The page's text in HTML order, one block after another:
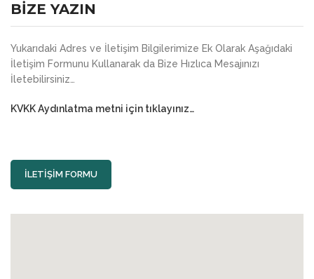
BİZE YAZIN
Yukarıdaki Adres ve İletişim Bilgilerimize Ek Olarak Aşağıdaki
İletişim Formunu Kullanarak da Bize Hızlıca Mesajınızı
İletebilirsiniz…
KVKK Aydınlatma metni için tıklayınız…
İLETİŞİM FORMU